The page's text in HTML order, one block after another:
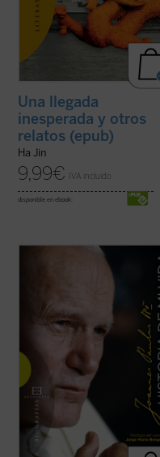
Una llegada
inesperada y otros
relatos (epub)
Ha Jin
9,99€ IVA incluido
disponible en ebook:
Una verdadera «autobiografía» del papa
Wojtyla formada a partir de las
confidencias personales que él mismo fue
revelando en cerca de 15.000 textos y
mundo durante sus 27 años de pontificado.
(ver ficha)